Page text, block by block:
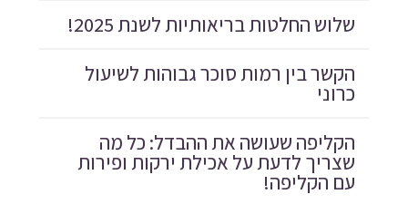
שלוש החלטות בריאותיות לשנת 2025!
הקשר בין רמות סוכר גבוהות לשיעול
כרוני
הקליפה שעושה את ההבדל: כל מה
שצריך לדעת על אכילת ירקות ופירות
עם הקליפה!